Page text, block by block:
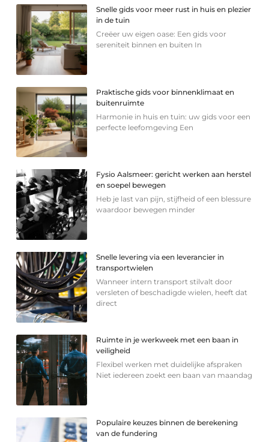
Snelle gids voor meer rust in huis en plezier
in de tuin
Creëer uw eigen oase: Een gids voor
sereniteit binnen en buiten In
Praktische gids voor binnenklimaat en
buitenruimte
Harmonie in huis en tuin: uw gids voor een
perfecte leefomgeving Een
Fysio Aalsmeer: gericht werken aan herstel
en soepel bewegen
Heb je last van pijn, stijfheid of een blessure
waardoor bewegen minder
Snelle levering via een leverancier in
transportwielen
Wanneer intern transport stilvalt door
versleten of beschadigde wielen, heeft dat
direct
Ruimte in je werkweek met een baan in
veiligheid
Flexibel werken met duidelijke afspraken
Niet iedereen zoekt een baan van maandag
Populaire keuzes binnen de berekening
van de fundering